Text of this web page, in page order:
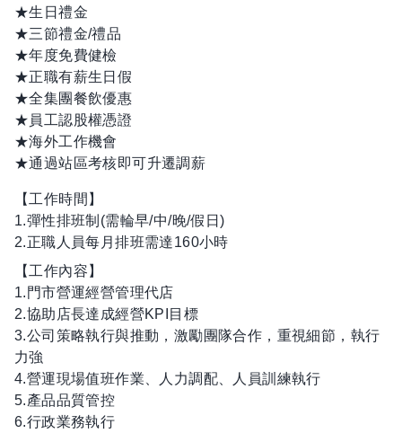
★生日禮金
★三節禮金/禮品
★年度免費健檢
★正職有薪生日假
★全集團餐飲優惠
★員工認股權憑證
★海外工作機會
★通過站區考核即可升遷調薪
【工作時間】
1.彈性排班制(需輪早/中/晚/假日)
2.正職人員每月排班需達160小時
【工作內容】
1.門市營運經營管理代店
2.協助店長達成經營KPI目標
3.公司策略執行與推動，激勵團隊合作，重視細節，執行
力強
4.營運現場值班作業、人力調配、人員訓練執行
5.產品品質管控
6.行政業務執行